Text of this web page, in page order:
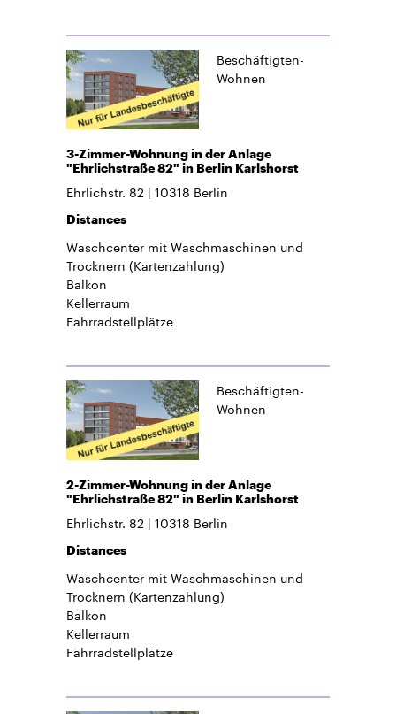
Beschäftigten-
Wohnen
3-Zimmer-Wohnung in der Anlage
"Ehrlichstraße 82" in Berlin Karlshorst
Ehrlichstr. 82 10318 Berlin
Distances
Waschcenter mit Waschmaschinen und
Trocknern (Kartenzahlung)
Balkon
Kellerraum
Fahrradstellplätze
Beschäftigten-
Wohnen
2-Zimmer-Wohnung in der Anlage
"Ehrlichstraße 82" in Berlin Karlshorst
Ehrlichstr. 82 10318 Berlin
Distances
Waschcenter mit Waschmaschinen und
Trocknern (Kartenzahlung)
Balkon
Kellerraum
Fahrradstellplätze